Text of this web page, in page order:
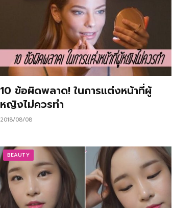
10 ข้อผิดพลาด! ในการแต่งหน้าที่ผู้
หญิงไม่ควรทำ
2018/08/08
BEAUTY